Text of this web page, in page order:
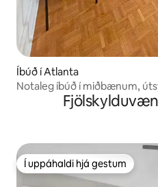
Íbúð í Atlanta
Notaleg íbúð í miðbænum,
rúm/22. hæð
Í uppáhaldi hjá gestum
Í uppáhaldi hjá gestum